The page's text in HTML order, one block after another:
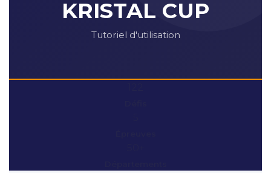
KRISTAL CUP
Tutoriel d'utilisation